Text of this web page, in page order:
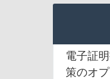
電子証
策のオ